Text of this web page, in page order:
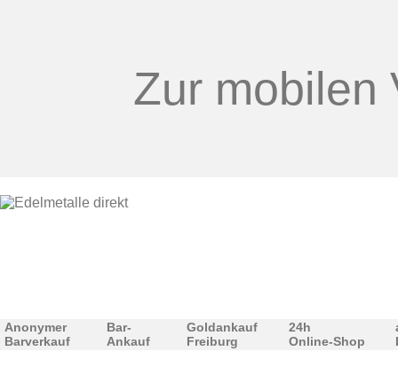
Zur mobilen
Anonymer
Barverkauf
Bar-
Ankauf
Goldankauf
Freiburg
24h
Online-Shop